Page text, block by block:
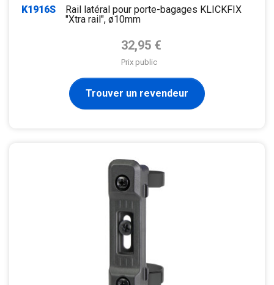
K1916S
Rail latéral pour porte-bagages KLICKFIX
"Xtra rail", ø10mm
Prix de base
32,95 €
Prix public
Trouver un revendeur